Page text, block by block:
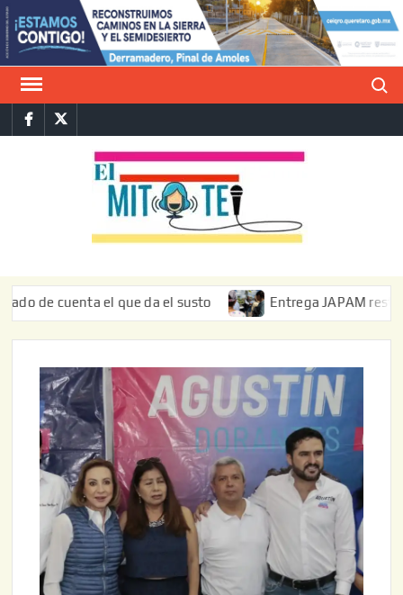
Saltar
al
contenido
FacebookTwitter
el que da el susto Entrega JAPAM restauración